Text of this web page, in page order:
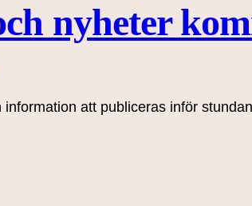
nyheter
att publiceras inför